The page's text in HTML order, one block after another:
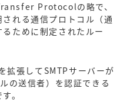
Protocolの略で、
れる通信プロトコル（通
ために制定されたルー
拡張してSMTPサーバーが
の送信者）を認証できる
。